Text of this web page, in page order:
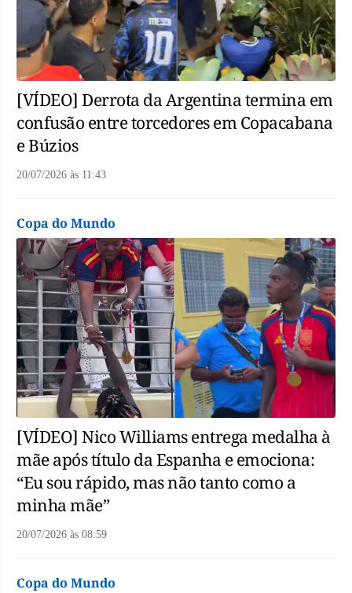
[VÍDEO] Derrota da Argentina termina em
confusão entre torcedores em Copacabana
e Búzios
20/07/2026 às 11:43
Copa do Mundo
[VÍDEO] Nico Williams entrega medalha à
mãe após título da Espanha e emociona:
“Eu sou rápido, mas não tanto como a
minha mãe”
20/07/2026 às 08:59
Copa do Mundo